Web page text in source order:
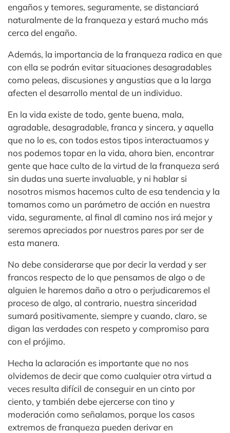
engaños y temores, seguramente, se distanciará
naturalmente de la franqueza y estará mucho más
cerca del engaño.
Además, la importancia de la franqueza radica en que
con ella se podrán evitar situaciones desagradables
como peleas, discusiones y angustias que a la larga
afecten el desarrollo mental de un individuo.
En la vida existe de todo, gente buena, mala,
agradable, desagradable, franca y sincera, y aquella
que no lo es, con todos estos tipos interactuamos y
nos podemos topar en la vida, ahora bien, encontrar
gente que hace culto de la virtud de la franqueza será
sin dudas una suerte invaluable, y ni hablar si
nosotros mismos hacemos culto de esa tendencia y la
tomamos como un parámetro de acción en nuestra
vida, seguramente, al final dl camino nos irá mejor y
seremos apreciados por nuestros pares por ser de
esta manera.
No debe considerarse que por decir la verdad y ser
francos respecto de lo que pensamos de algo o de
alguien le haremos daño a otro o perjudicaremos el
proceso de algo, al contrario, nuestra sinceridad
sumará positivamente, siempre y cuando, claro, se
digan las verdades con respeto y compromiso para
con el prójimo.
Hecha la aclaración es importante que no nos
olvidemos de decir que como cualquier otra virtud a
veces resulta difícil de conseguir en un cinto por
ciento, y también debe ejercerse con tino y
moderación como señalamos, porque los casos
extremos de franqueza pueden derivar en